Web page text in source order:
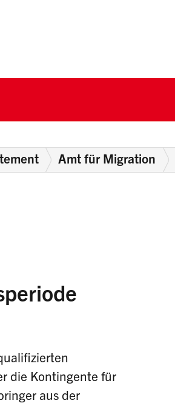
Amt für Migration
die Kontingente für
aus der